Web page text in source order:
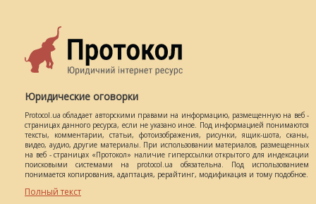
Юридические оговорки
Protocol.ua обладает авторскими правами на информацию, размещенную на веб -
страницах данного ресурса, если не указано иное. Под информацией понимаются
тексты, комментарии, статьи, фотоизображения, рисунки, ящик-шота, сканы,
видео, аудио, другие материалы. При использовании материалов, размещенных
на веб - страницах «Протокол» наличие гиперссылки открытого для индексации
поисковыми системами на protocol.ua обязательна. Под использованием
понимается копирования, адаптация, рерайтинг, модификация и тому подобное.
Полный текст